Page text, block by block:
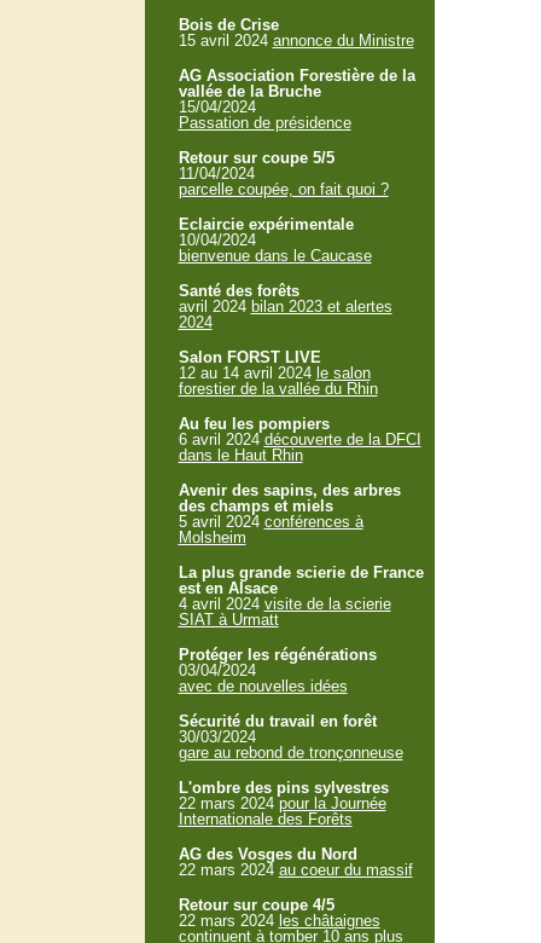
Bois de Crise
15 avril 2024 annonce du Ministre
AG Association Forestière de la
vallée de la Bruche
15/04/2024
Passation de présidence
Retour sur coupe 5/5
11/04/2024
parcelle coupée, on fait quoi ?
Eclaircie expérimentale
10/04/2024
bienvenue dans le Caucase
Santé des forêts
avril 2024 bilan 2023 et alertes
2024
Salon FORST LIVE
12 au 14 avril 2024 le salon
forestier de la vallée du Rhin
Au feu les pompiers
6 avril 2024 découverte de la DFCI
dans le Haut Rhin
Avenir des sapins, des arbres
des champs et miels
5 avril 2024 conférences à
Molsheim
La plus grande scierie de France
est en Alsace
4 avril 2024 visite de la scierie
SIAT à Urmatt
Protéger les régénérations
03/04/2024
avec de nouvelles idées
Sécurité du travail en forêt
30/03/2024
gare au rebond de tronçonneuse
L'ombre des pins sylvestres
22 mars 2024 pour la Journée
Internationale des Forêts
AG des Vosges du Nord
22 mars 2024 au coeur du massif
Retour sur coupe 4/5
22 mars 2024 les châtaignes
continuent à tomber 10 ans plus